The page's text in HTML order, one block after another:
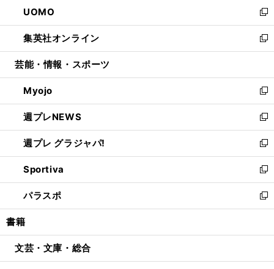
く
で
開
く
ド
ウ
で
開
ィ
ン
ド
ウ
開
く
い
ウ
ィ
ン
ウ
で
開
く
UOMO
新
し
い
ウ
ン
ド
ウ
で
開
く
集英社オンライン
新
し
ウ
ィ
ン
ド
ウ
で
開
く
芸能・情報・スポーツ
Myojo
新
し
い
ウ
ィ
ン
ド
ウ
で
開
週プレNEWS
新
し
い
ウ
ィ
ン
ド
ウ
開
週プレ グラジャパ!
新
し
い
ウ
ィ
ン
ウ
開
Sportiva
新
し
い
ウ
ン
ウ
パラスポ
新
し
ウ
ン
書籍
文芸・文庫・総合